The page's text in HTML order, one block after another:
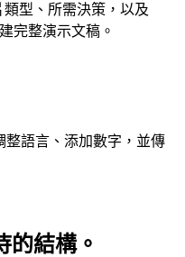
型、所需決策，以及
完整演示文稿。
整語言、添加數字，並傳
的結構。